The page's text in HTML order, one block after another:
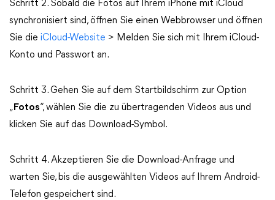
Schritt 2. Sobald die Fotos auf Ihrem iPhone mit iCloud
synchronisiert sind, öffnen Sie einen Webbrowser und öffnen
Sie die iCloud-Website > Melden Sie sich mit Ihrem iCloud-
Konto und Passwort an.
Schritt 3. Gehen Sie auf dem Startbildschirm zur Option
„ Fotos“, wählen Sie die zu übertragenden Videos aus und
klicken Sie auf das Download-Symbol.
Schritt 4. Akzeptieren Sie die Download-Anfrage und
warten Sie, bis die ausgewählten Videos auf Ihrem Android-
Telefon gespeichert sind.